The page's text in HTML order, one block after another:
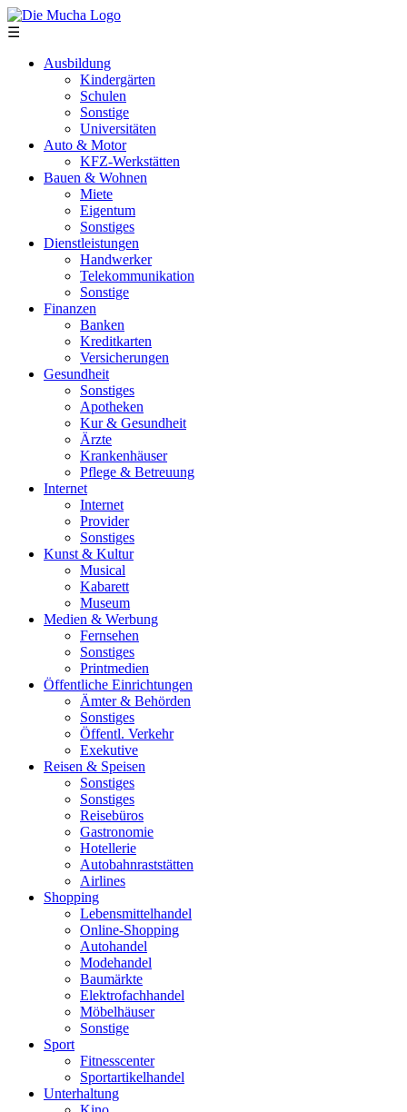
Direkt zum Inhalt
☰
Ausbildung
Kindergärten
Schulen
Sonstige
Universitäten
Auto & Motor
KFZ-Werkstätten
Bauen & Wohnen
Miete
Eigentum
Sonstiges
Dienstleistungen
Handwerker
Telekommunikation
Sonstige
Finanzen
Banken
Kreditkarten
Versicherungen
Gesundheit
Sonstiges
Apotheken
Kur & Gesundheit
Ärzte
Krankenhäuser
Pflege & Betreuung
Internet
Internet
Provider
Sonstiges
Kunst & Kultur
Musical
Kabarett
Museum
Medien & Werbung
Fernsehen
Sonstiges
Printmedien
Öffentliche Einrichtungen
Ämter & Behörden
Sonstiges
Öffentl. Verkehr
Exekutive
Reisen & Speisen
Sonstiges
Sonstiges
Reisebüros
Gastronomie
Hotellerie
Autobahnraststätten
Airlines
Shopping
Lebensmittelhandel
Online-Shopping
Autohandel
Modehandel
Baumärkte
Elektrofachhandel
Möbelhäuser
Sonstige
Sport
Fitnesscenter
Sportartikelhandel
Unterhaltung